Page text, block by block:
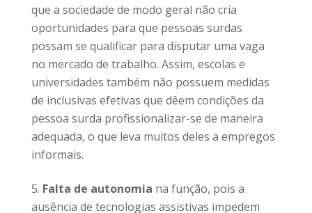
que a sociedade de modo geral não cria
oportunidades para que pessoas surdas
possam se qualificar para disputar uma vaga
no mercado de trabalho. Assim, escolas e
universidades também não possuem medidas
de inclusivas efetivas que dêem condições da
pessoa surda profissionalizar-se de maneira
adequada, o que leva muitos deles a empregos
informais.
Falta de autonomia na função, pois a
ausência de tecnologias assistivas impedem